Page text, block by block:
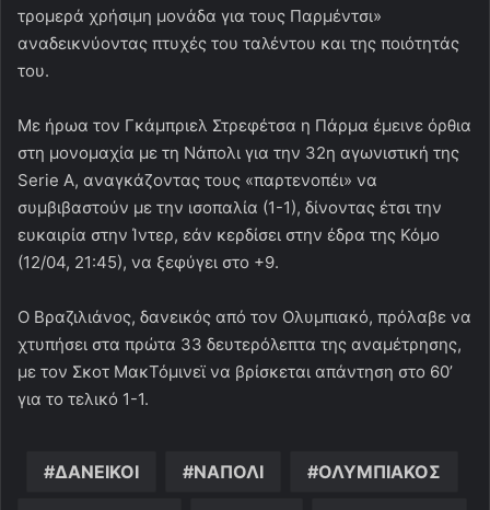
τρομερά χρήσιμη μονάδα για τους Παρμέντσι»
αναδεικνύοντας πτυχές του ταλέντου και της ποιότητάς
του.
Με ήρωα τον Γκάμπριελ Στρεφέτσα η Πάρμα έμεινε όρθια
στη μονομαχία με τη Νάπολι για την 32η αγωνιστική της
Serie A, αναγκάζοντας τους «παρτενοπέι» να
συμβιβαστούν με την ισοπαλία (1-1), δίνοντας έτσι την
ευκαιρία στην Ίντερ, εάν κερδίσει στην έδρα της Κόμο
(12/04, 21:45), να ξεφύγει στο +9.
Ο Βραζιλιάνος, δανεικός από τον Ολυμπιακό, πρόλαβε να
χτυπήσει στα πρώτα 33 δευτερόλεπτα της αναμέτρησης,
με τον Σκοτ ΜακΤόμινεϊ να βρίσκεται απάντηση στο 60’
για το τελικό 1-1.
ΔΑΝΕΙΚΟΙ ΝΑΠΟΛΙ ΟΛΥΜΠΙΑΚΟΣ